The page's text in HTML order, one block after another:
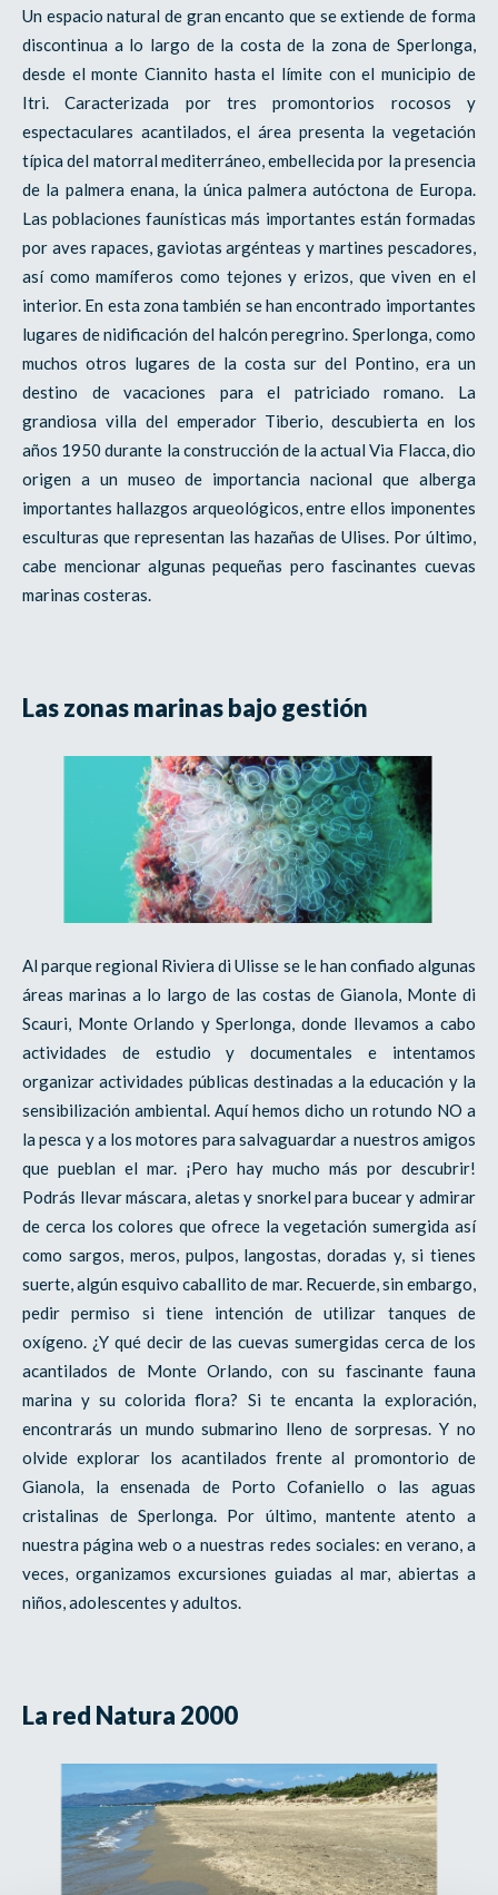
Un espacio natural de gran encanto que se extiende de forma
discontinua a lo largo de la costa de la zona de Sperlonga,
desde el monte Ciannito hasta el límite con el municipio de
Itri. Caracterizada por tres promontorios rocosos y
espectaculares acantilados, el área presenta la vegetación
típica del matorral mediterráneo, embellecida por la presencia
de la palmera enana, la única palmera autóctona de Europa.
Las poblaciones faunísticas más importantes están formadas
por aves rapaces, gaviotas argénteas y martines pescadores,
así como mamíferos como tejones y erizos, que viven en el
interior. En esta zona también se han encontrado importantes
lugares de nidificación del halcón peregrino. Sperlonga, como
muchos otros lugares de la costa sur del Pontino, era un
destino de vacaciones para el patriciado romano. La
grandiosa villa del emperador Tiberio, descubierta en los
años 1950 durante la construcción de la actual Via Flacca, dio
origen a un museo de importancia nacional que alberga
importantes hallazgos arqueológicos, entre ellos imponentes
esculturas que representan las hazañas de Ulises. Por último,
cabe mencionar algunas pequeñas pero fascinantes cuevas
marinas costeras.
Las zonas marinas bajo gestión
Al parque regional Riviera di Ulisse se le han confiado algunas
áreas marinas a lo largo de las costas de Gianola, Monte di
Scauri, Monte Orlando y Sperlonga, donde llevamos a cabo
actividades de estudio y documentales e intentamos
organizar actividades públicas destinadas a la educación y la
sensibilización ambiental. Aquí hemos dicho un rotundo NO a
la pesca y a los motores para salvaguardar a nuestros amigos
que pueblan el mar. ¡Pero hay mucho más por descubrir!
Podrás llevar máscara, aletas y snorkel para bucear y admirar
de cerca los colores que ofrece la vegetación sumergida así
como sargos, meros, pulpos, langostas, doradas y, si tienes
suerte, algún esquivo caballito de mar. Recuerde, sin embargo,
pedir permiso si tiene intención de utilizar tanques de
oxígeno. ¿Y qué decir de las cuevas sumergidas cerca de los
acantilados de Monte Orlando, con su fascinante fauna
marina y su colorida flora? Si te encanta la exploración,
encontrarás un mundo submarino lleno de sorpresas. Y no
olvide explorar los acantilados frente al promontorio de
Gianola, la ensenada de Porto Cofaniello o las aguas
cristalinas de Sperlonga. Por último, mantente atento a
nuestra página web o a nuestras redes sociales: en verano, a
veces, organizamos excursiones guiadas al mar, abiertas a
niños, adolescentes y adultos.
La red Natura 2000